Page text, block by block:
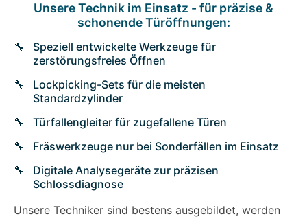
Unsere Technik im Einsatz - für präzise &
schonende Türöffnungen:
Speziell entwickelte Werkzeuge für
zerstörungsfreies Öffnen
Lockpicking-Sets für die meisten
Standardzylinder
Türfallengleiter für zugefallene Türen
Fräswerkzeuge nur bei Sonderfällen im Einsatz
Digitale Analysegeräte zur präzisen
Schlossdiagnose
Unsere Techniker sind bestens ausgebildet, werden